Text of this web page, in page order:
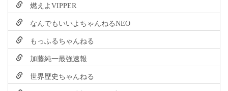
燃えよVIPPER
なんでもいいよちゃんねるNEO
もっふるちゃんねる
加藤純一最強速報
世界歴史ちゃんねる